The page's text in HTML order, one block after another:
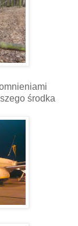
środka